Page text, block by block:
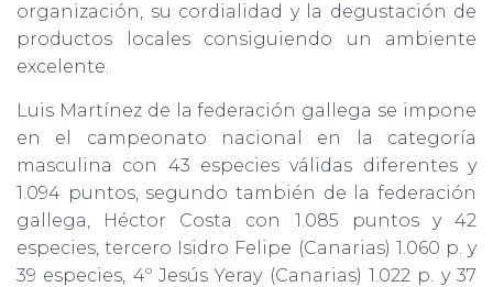
organización, su cordialidad y la degustación de
productos locales consiguiendo un ambiente
excelente.
Luis Martínez de la federación gallega se impone
en el campeonato nacional en la categoría
masculina con 43 especies válidas diferentes y
1.094 puntos, segundo también de la federación
gallega, Héctor Costa con 1.085 puntos y 42
especies, tercero Isidro Felipe (Canarias) 1.060 p. y
39 especies, 4º Jesús Yeray (Canarias) 1.022 p. y 37